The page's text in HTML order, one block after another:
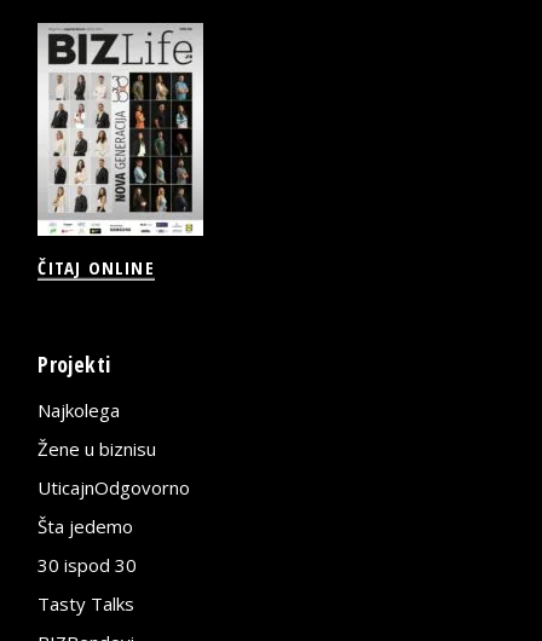
ČITAJ ONLINE
Projekti
Najkolega
Žene u biznisu
UticajnOdgovorno
Šta jedemo
30 ispod 30
Tasty Talks